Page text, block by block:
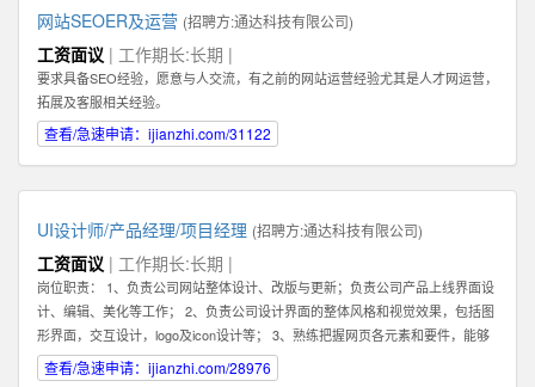
立长期关系的员工，因此我们希望你也能长期，稳定地在公司发展。你会发现公
司是一个非常大的平台--我们在北京，深圳，香港，韩国都有业务。所以公司会
给你很好的施展空间，因此我们需要你能长期地在公司不断进步！ 3：你必须具
备一种素质。那就是会坚持，坚持，坚持，永不放弃。你必须了解你和客户的关
系是长期的，所以为了建立这种长期稳定的关系，你在一开始的时候要具备百折
不挠，坚持不懈的素质，这样才能逐步取得双方的信任。 4：除了热爱销售，你
大幅提高管理客户的效率和经营业绩。我们希望你具备这种科学化管理的能力。
有这种能力的人才还可以在将来发展成为销售经理，管理一个业务团队。 6：必
须热爱学习，尤其是要对一个特点行业有兴趣，并愿意深入了解一个行业，掌握
关于该行业的专业知识，这样才能真正服务好你的客户。目前我们希望能够找到
对于创业尤其是互联网创业领域有浓厚兴趣或相关经验的人才。 如果你有激
情，有梦想，并对网络销售充满热爱，愿意接受挑战，也能熟悉使用电脑，QQ
等网络工具，那么不论你的学历如何，专业是什么，这些都不重要。我们都欢迎
网站SEOER及运营 (招聘方:通达科技有限公司)
工资面议 | 工作期长:长期 |
要求具备SEO经验，愿意与人交流，有之前的网站运营经验尤其是人才网运营，
拓展及客服相关经验。
查看/急速申请：ijianzhi.com/31122
UI设计师/产品经理/项目经理 (招聘方:通达科技有限公司)
工资面议 | 工作期长:长期 |
岗位职责： 1、负责公司网站整体设计、改版与更新；负责公司产品上线界面设
计、编辑、美化等工作； 2、负责公司设计界面的整体风格和视觉效果，包括图
形界面，交互设计，logo及icon设计等； 3、熟练把握网页各元素和要件，能够
独立进行网站美工布局的设计； 4、不断完善和熟悉，负责网站整体架构的设计
和网站风格的把握，界面的视觉规划与创意设计工作； 5、认真做好各类信息和
查看/急速申请：ijianzhi.com/28976